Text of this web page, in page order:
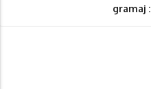
gramaj :